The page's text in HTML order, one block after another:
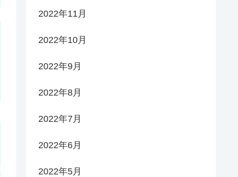
2022年11月
2022年10月
2022年9月
2022年8月
2022年7月
2022年6月
2022年5月